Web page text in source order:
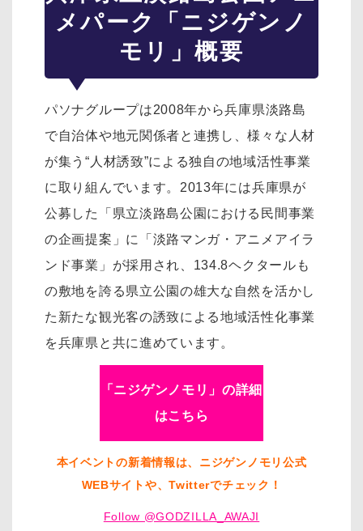
メパーク「ニジゲンノ
モリ」概要
パソナグループは2008年から兵庫県淡路島
で自治体や地元関係者と連携し、様々な人材
が集う“人材誘致”による独自の地域活性事業
に取り組んでいます。2013年には兵庫県が
公募した「県立淡路島公園における民間事業
の企画提案」に「淡路マンガ・アニメアイラ
ンド事業」が採用され、134.8ヘクタールも
の敷地を誇る県立公園の雄大な自然を活かし
た新たな観光客の誘致による地域活性化事業
を兵庫県と共に進めています。
「ニジゲンノモリ」の詳細
はこちら
本イベントの新着情報は、ニジゲンノモリ公式
WEBサイトや、Twitterでチェック！
Follow @GODZILLA_AWAJI